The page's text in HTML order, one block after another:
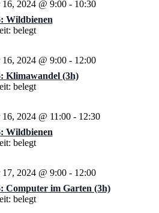
16, 2024 @ 9:00- 10:30
Wildbienen
16, 2024 @ 9:00- 12:00
Klimawandel (3h)
16, 2024 @ 11:00- 12:30
Wildbienen
17, 2024 @ 9:00- 12:00
Computer im Garten (3h)